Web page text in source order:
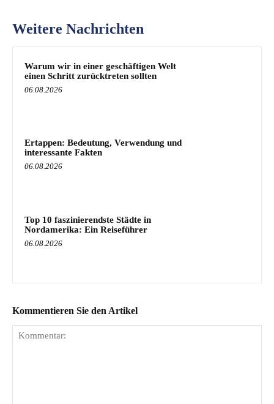
Weitere Nachrichten
Warum wir in einer geschäftigen Welt
einen Schritt zurücktreten sollten
06.08.2026
Ertappen: Bedeutung, Verwendung und
interessante Fakten
06.08.2026
Top 10 faszinierendste Städte in
Nordamerika: Ein Reiseführer
06.08.2026
Kommentieren Sie den Artikel